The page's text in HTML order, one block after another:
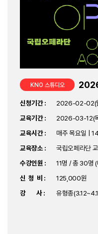
KNO 스튜디오
신청기간 :
2026-02-02(
교육기간 :
2026-03-12(
교육시간 :
매주 목요일 |
교육장소 :
국립오페라단
수강인원 :
11명 / 총 30명
신 청 비 :
125,000원
강 사 :
유형종